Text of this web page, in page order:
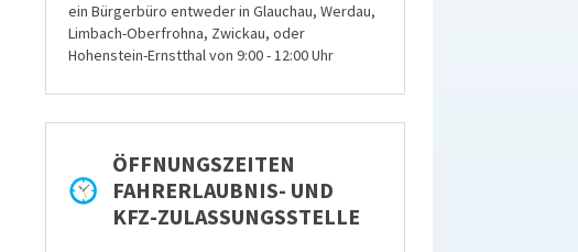
ein Bürgerbüro entweder in Glauchau, Werdau,
Limbach-Oberfrohna, Zwickau, oder
Hohenstein-Ernstthal von 9:00 - 12:00 Uhr
ÖFFNUNGSZEITEN
FAHRERLAUBNIS- UND
KFZ-ZULASSUNGSSTELLE